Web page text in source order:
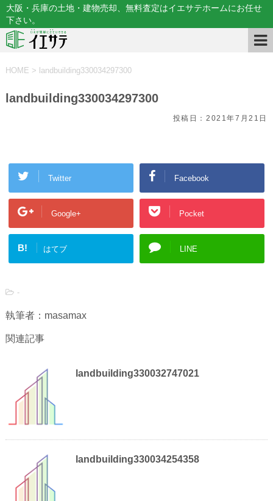
大阪・兵庫の土地・建物売却、無料査定はイエサテホームにお任せ
下さい。
HOME > landbuilding330034297300
landbuilding330034297300
投稿日：2021年7月21日
Twitter Facebook
Google+ Pocket
B! はてブ LINE
-
執筆者：masamax
関連記事
landbuilding330032747021
landbuilding330034254358